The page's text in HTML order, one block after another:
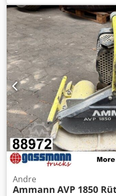
på 5 kW. Maskinen er
belægningsopgaver,
jord, brosten, stabilgrus og
mekanisk og har en solid
svarer til billederne –
Fabrikant: AMMANN • Model:
1999 • Motor: HATZ Diesel •
kW • Arbejdsvægt: 190 kg •
Germany Anvendelse: •
Belægningsarbejde •
stabilgrus • Udgravninger og
Sifyopfx Agvskr Brugt og
en robust og anerkendt
Andre
Ammann AVP 1850